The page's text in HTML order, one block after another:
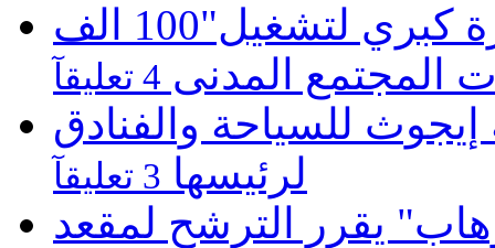
موبينيل تطلق مبادرة كبري لتشغيل"100 الف
المجتمع المدنى 4 تعليقآ
للسياحة والفنادق
لرئيسها 3 تعليقآ
يقرر الترشح لمقعد